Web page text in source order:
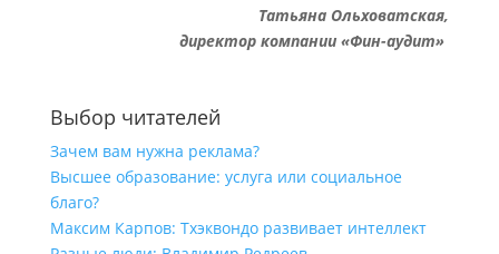
Татьяна Ольховатская,
директор компании «Фин-аудит»
Выбор читателей
Зачем вам нужна реклама?
Высшее образование: услуга или социальное
благо?
Максим Карпов: Тхэквондо развивает интеллект